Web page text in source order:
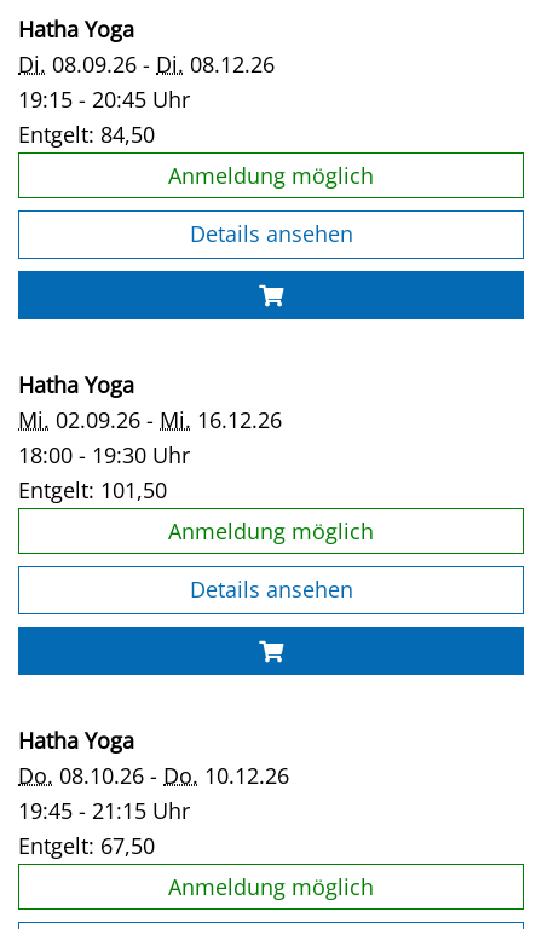
Hatha Yoga
Di. 08.09.26 - Di. 08.12.26
19:15 - 20:45 Uhr
Entgelt: 84,50
Anmeldung möglich
Details ansehen
Hatha Yoga
Mi. 02.09.26 - Mi. 16.12.26
18:00 - 19:30 Uhr
Entgelt: 101,50
Anmeldung möglich
Details ansehen
Hatha Yoga
Do. 08.10.26 - Do. 10.12.26
19:45 - 21:15 Uhr
Entgelt: 67,50
Anmeldung möglich